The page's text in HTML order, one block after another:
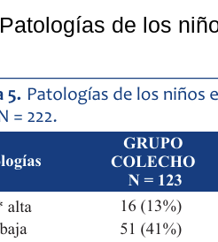
Patologías de los